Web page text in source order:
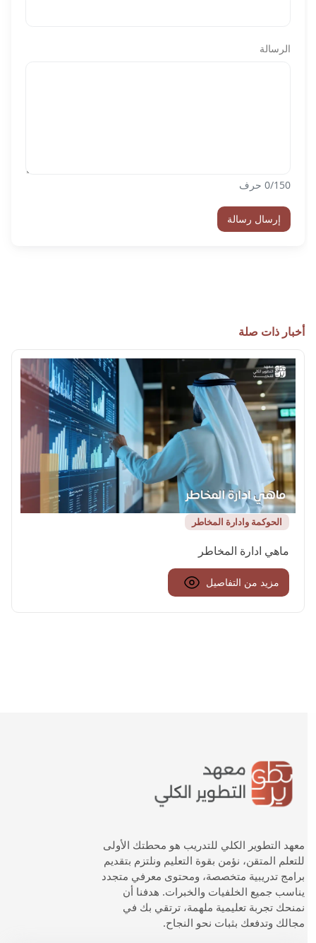
الرسالة
0/150 حرف
إرسال رسالة
أخبار ذات صلة
الحوكمة وادارة المخاطر
ماهي ادارة المخاطر
مزيد من التفاصيل
معهد التطوير الكلي للتدريب هو محطتك الأولى
للتعلم المتقن، نؤمن بقوة التعليم ونلتزم بتقديم
برامج تدريبية متخصصة، ومحتوى معرفي متجدد
يناسب جميع الخلفيات والخبرات. هدفنا أن
نمنحك تجربة تعليمية ملهمة، ترتقي بك في
مجالك وتدفعك بثبات نحو النجاح.